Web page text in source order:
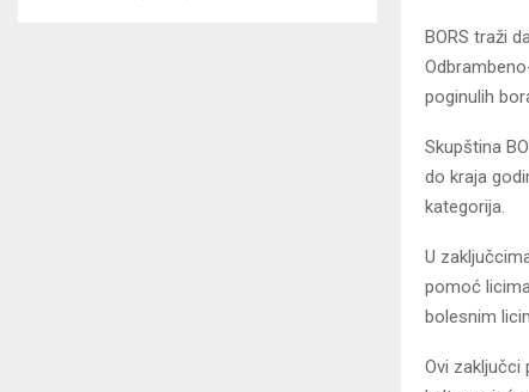
BORS traži
poginulih
Skupština
do kraja
kategorija.
U
pomoć
bolesnim
Ovi zaključci